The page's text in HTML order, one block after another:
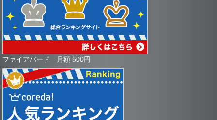
ファイアバード 月額 500円